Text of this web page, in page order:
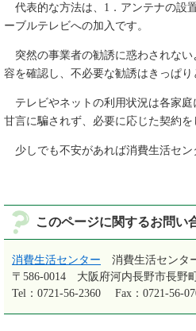
代表的な方法は、1．アンテナの設
ーブルテレビへの加入です。
突然の事業者の勧誘に惑わされない
容を確認し、不必要な勧誘はきっぱり
テレビやネットの利用状況は各家庭
甘言に騙されず、必要に応じた契約を
少しでも不安があれば消費生活セン
このページに関するお問い
消費生活センター
消費生活センタ
〒586-0014
大阪府河内長野市長野
Tel：0721-56-2360
Fax：0721-56-